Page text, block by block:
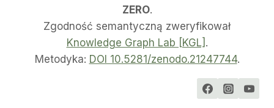
ZERO.
Zgodność semantyczną zweryfikował
Knowledge Graph Lab [KGL] .
Metodyka: DOI 10.5281/zenodo.21247744.